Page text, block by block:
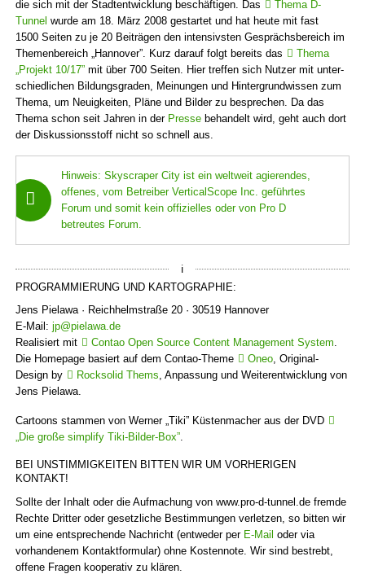
die sich mit der Stadt­entwicklung beschäf­tigen. Das
Thema D-
Tunnel wurde am 18. März 2008 gestartet und hat heute mit fast
1500 Seiten zu je 20 Beiträgen den intensivsten Gesprächs­bereich im
Themen­bereich „Hannover”. Kurz darauf folgt bereits das
Thema
„Projekt 10/17”mit über 700 Seiten. Hier treffen sich Nutzer mit unter­
schiedlichen Bildungs­graden, Meinungen und Hinter­grund­wissen zum
Thema, um Neuigkeiten, Pläne und Bilder zu besprechen. Da das
Thema schon seit Jahren in der Pressebehandelt wird, geht auch dort
der Diskussions­stoff nicht so schnell aus.
Hinweis: Skyscraper City ist ein weltweit agierendes,
offenes, vom Betreiber VerticalScope Inc. geführtes
Forum und somit kein offizielles oder von Pro D
betreutes Forum.
PROGRAMMIERUNG UND KARTOGRAPHIE:
Jens Pielawa · Reichhelmstraße 20 · 30519 Hannover
E-Mail: jp@pielawa.de
Realisiert mit
Contao Open Source Content Management System.
Die Homepage basiert auf dem Contao-Theme
Oneo, Original-
Design by
Rocksolid Thems, Anpassung und Weiterentwicklung von
Jens Pielawa.
Cartoons stammen von Werner „Tiki” Küstenmacher aus der DVD
„Die große simplify Tiki-Bilder-Box”.
BEI UNSTIMMIGKEITEN BITTEN WIR UM VORHERIGEN
KONTAKT!
Sollte der Inhalt oder die Aufmachung von www.pro-d-tunnel.de fremde
Rechte Dritter oder gesetzliche Bestimmungen verletzen, so bitten wir
um eine entsprechende Nachricht (entweder per E-Mail oder via
vorhandenem Kontaktformular) ohne Kostennote. Wir sind bestrebt,
offene Fragen kooperativ zu klären.